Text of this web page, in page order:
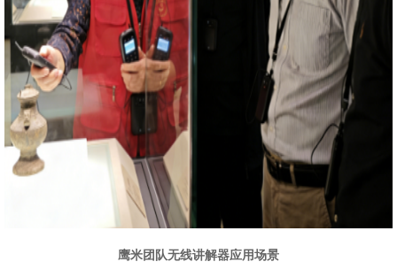
鹰米团队无线讲解器应用场景